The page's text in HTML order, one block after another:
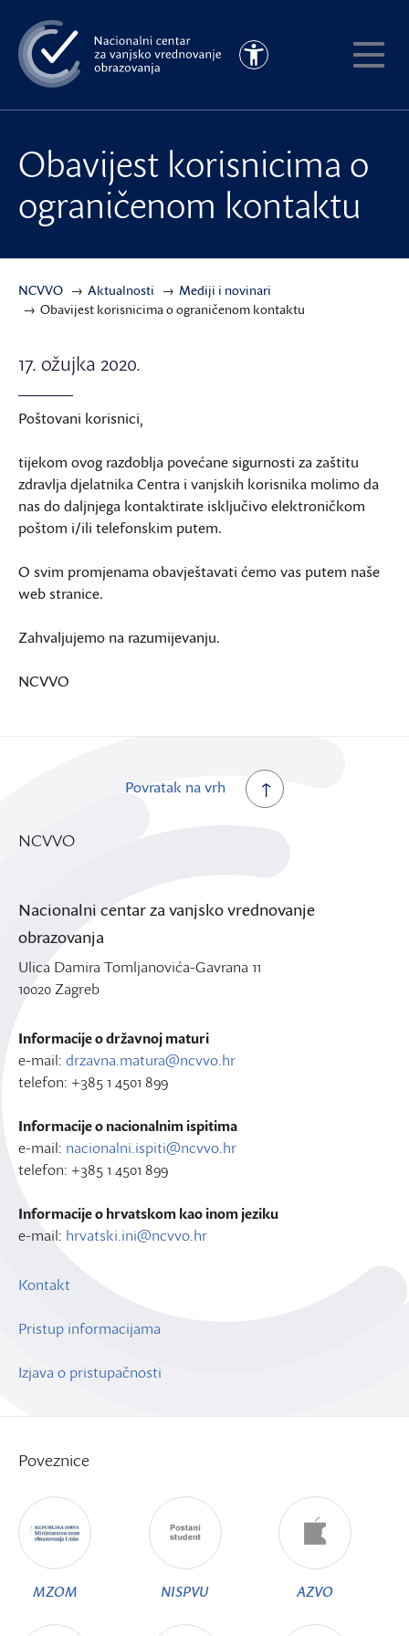
na
glavni
sadržaj
Pristupačnost
Obavijest korisnicima o
ograničenom kontaktu
NCVVO Aktualnosti
Mediji i novinari
Obavijest korisnicima o ograničenom kontaktu
17. ožujka 2020.
Poštovani korisnici,
tijekom ovog razdoblja povećane sigurnosti za zaštitu
zdravlja djelatnika Centra i vanjskih korisnika molimo da
nas do daljnjega kontaktirate isključivo elektroničkom
poštom i/ili telefonskim putem.
O svim promjenama obavještavati ćemo vas putem naše
web stranice.
Zahvaljujemo na razumijevanju.
NCVVO
Povratak na vrh
NCVVO
Nacionalni centar za vanjsko vrednovanje
obrazovanja
Ulica Damira Tomljanovića-Gavrana 11
10020 Zagreb
Informacije o državnoj maturi
e-mail: drzavna.matura@ncvvo.hr
telefon: +385 1 4501 899
Informacije o nacionalnim ispitima
e-mail: nacionalni.ispiti@ncvvo.hr
telefon: +385 1 4501 899
Informacije o hrvatskom kao inom jeziku
e-mail: hrvatski.ini@ncvvo.hr
Kontakt
Pristup informacijama
Izjava o pristupačnosti
Poveznice
MZOM NISPVU AZVO